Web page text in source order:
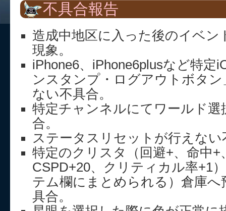
不具合報告
造成中地区に入った後のイベン
現象。
iPhone6、iPhone6plusなど特定
ンスタンプ・ログアウトボタ
ない不具合。
特定チャンネルにてワールド選
合。
ステータスリセットが行えない
特定のクリスタ（回避+、命中+
CSPD+20、クリティカル率+1
テム欄にまとめられる）倉庫
具合。